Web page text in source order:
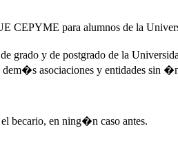
CEPYME para alumnos de la
grado y de postgrado de la
asociaciones y entidades sin
becario, en ning�n caso antes.